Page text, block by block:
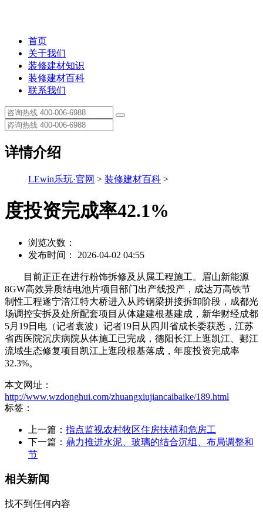
首页
关于我们
装修建材知识
装修建材百科
联系我们
详情介绍
LEwin乐玩·官网 > 装修建材百科 >
度投资完成率42.1%
浏览次数：
发布时间： 2026-04-02 04:55
目前正正在进行粉饰拆修及从属工程施工。眉山新能源
8GW高效异质结电池片项目部门出产线投产，成达万高铁节
制性工程遂宁涪江特大桥进入从跨钢梁拼接拆卸阶段，成都光
场调控安拆及处所配套项目从体建建根基建成，新华财经成都
5月19日电（记者袁波）记者19日从四川省成长委获悉，江苏
省西医院沉庆病院从体施工已完成，德阳长江上逛凯江、郪江
流域生态修复项目凯江上逛段根基落成，年度投资完成率
32.3%。
本文网址：
http://www.wzdonghui.com/zhuangxiujiancaibaike/189.html
标签：
上一篇： 指点监视农村牧区住房扶植和危房工
下一篇： 鼎力推进水泥、玻璃的结合沉组、布局调整和
节
相关新闻
找不到任何内容